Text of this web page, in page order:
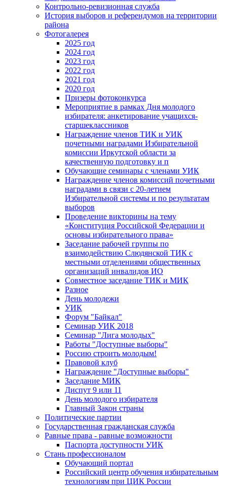
Контрольно-ревизионная служба
История выборов и референдумов на территории
района
Фотогалерея
2025 год
2024 год
2023 год
2022 год
2021 год
2020 год
Призеры фотоконкурса
Мероприятие в рамках Дня молодого
избирателя: анкетирование учащихся-
старшеклассников
Награждение членов ТИК и УИК
почетными наградами Избирательной
комиссии Иркутской области за
качественную подготовку и п
Обучающие семинары с членами УИК
Награждение членов комиссий почетными
наградами в связи с 20-летием
Избирательной системы и по результатам
выборов
Проведение викторины на тему
«Конституция Российской Федерации и
основы избирательного права»
Заседание рабочей группы по
взаимодействию Слюдянской ТИК с
местными отделениями общественных
организаций инвалидов ИО
Совместное заседание ТИК и МИК
Разное
День молодежи
УИК
Форум "Байкал"
Семинар УИК 2018
Семинар "Лига молодых"
Работы "Доступные выборы"
Россию строить молодым!
Правовой клуб
Награждение "Доступные выборы"
Заседание МИК
Диспут 9 или 11
День молодого избирателя
Главный Закон страны
Политические партии
Государственная гражданская служба
Равные права - равные возможности
Паспорта доступности УИК
Стань профессионалом
Обучающий портал
Российский центр обучения избирательным
технологиям при ЦИК России